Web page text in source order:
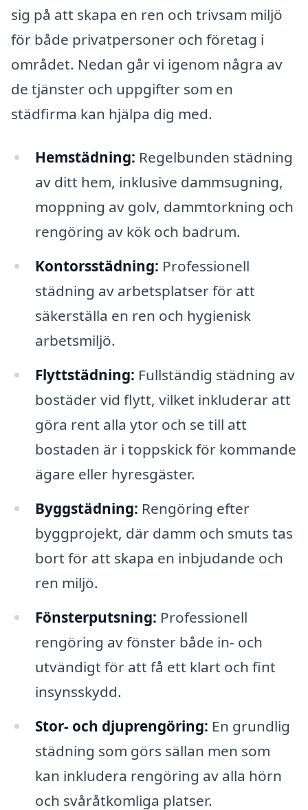
sig på att skapa en ren och trivsam miljö
för både privatpersoner och företag i
området. Nedan går vi igenom några av
de tjänster och uppgifter som en
städfirma kan hjälpa dig med.
Hemstädning: Regelbunden städning
av ditt hem, inklusive dammsugning,
moppning av golv, dammtorkning och
rengöring av kök och badrum.
Kontorsstädning: Professionell
städning av arbetsplatser för att
säkerställa en ren och hygienisk
arbetsmiljö.
Flyttstädning: Fullständig städning av
bostäder vid flytt, vilket inkluderar att
göra rent alla ytor och se till att
bostaden är i toppskick för kommande
ägare eller hyresgäster.
Byggstädning: Rengöring efter
byggprojekt, där damm och smuts tas
bort för att skapa en inbjudande och
ren miljö.
Fönsterputsning: Professionell
rengöring av fönster både in- och
utvändigt för att få ett klart och fint
insynsskydd.
Stor- och djuprengöring: En grundlig
städning som görs sällan men som
kan inkludera rengöring av alla hörn
och svåråtkomliga platser.